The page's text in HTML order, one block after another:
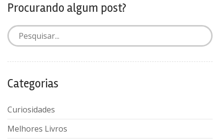
Procurando algum post?
Categorias
Curiosidades
Melhores Livros